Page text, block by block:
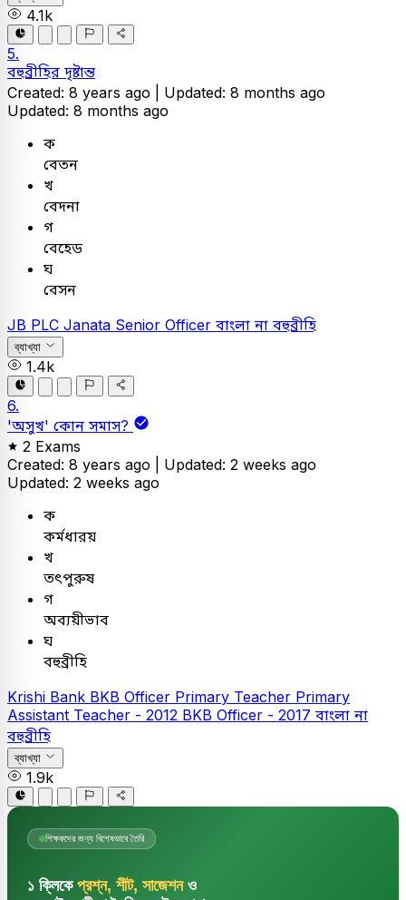
4.1k
5.
বহুব্রীহির দৃষ্টান্ত
Created: 8 years ago | Updated: 8 months ago
Updated: 8 months ago
ক
বেতন
খ
বেদনা
গ
বেহেড
ঘ
বেসন
JB PLC Janata Senior Officer বাংলা না বহুব্রীহি
ব্যাখ্যা
1.4k
6.
'অসুখ' কোন সমাস?
2 Exams
Created: 8 years ago | Updated: 2 weeks ago
Updated: 2 weeks ago
ক
কর্মধারয়
খ
তৎপুরুষ
গ
অব্যয়ীভাব
ঘ
বহুব্রীহি
Krishi Bank BKB Officer Primary Teacher Primary
Assistant Teacher - 2012 BKB Officer - 2017 বাংলা না
বহুব্রীহি
ব্যাখ্যা
1.9k
শিক্ষকদের জন্য বিশেষভাবে তৈরি
১ ক্লিকে প্রশ্ন, শীট, সাজেশনও